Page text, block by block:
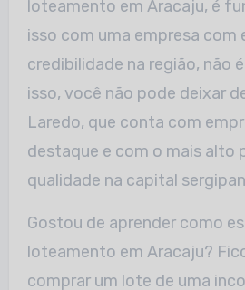
loteamento em Aracaju, é
isso com uma empresa com
credibilidade na região, não
isso, você não pode deixar
Laredo, que conta com
destaque e com o mais alto
qualidade na capital
Gostou de aprender como
loteamento em Aracaju?
comprar um lote de uma